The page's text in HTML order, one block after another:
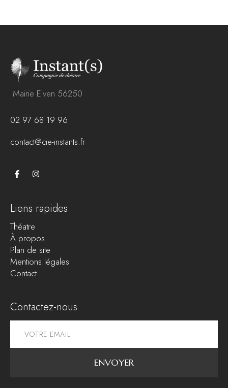
Mairie Elven 56250
02 97 68 19 96
contact@cie-instants.fr
Liens rapides
Théatre
À propos
Plan de site
Mentions légales
Contact
Contactez-nous
ENVOYER